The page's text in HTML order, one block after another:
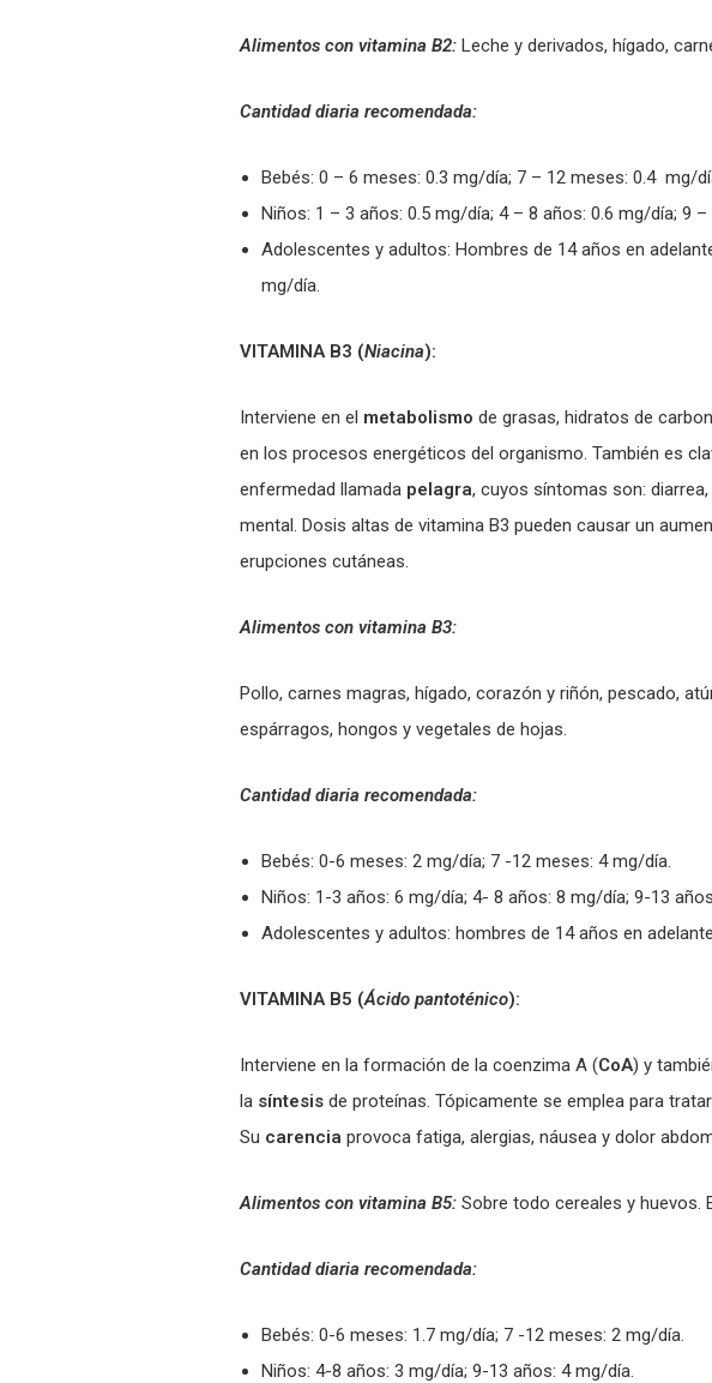
Alimentos con vitamina B2: Leche y derivados, hígado,
Cantidad diaria recomendada:
Bebés: 0 – 6 meses: 0.3 mg/día; 7 – 12 meses: 0.4 mg/
Niños: 1 – 3 años: 0.5 mg/día; 4 – 8 años: 0.6 mg/día; 9
Adolescentes y adultos: Hombres de 14 años en
mg/día.
VITAMINA B3 (Niacina):
Interviene en el metabolismo de grasas, hidratos de
en los procesos energéticos del organismo. También es
enfermedad llamada pelagra, cuyos síntomas son:
mental. Dosis altas de vitamina B3 pueden causar un
erupciones cutáneas.
Alimentos con vitamina B3:
Pollo, carnes magras, hígado, corazón y riñón, pescado,
espárragos, hongos y vegetales de hojas.
Cantidad diaria recomendada:
Bebés: 0-6 meses: 2 mg/día; 7 -12 meses: 4 mg/día.
Niños: 1-3 años: 6 mg/día; 4- 8 años: 8 mg/día; 9-13
Adolescentes y adultos: hombres de 14 años en
VITAMINA B5 (Ácido pantoténico):
Interviene en la formación de la coenzima A (CoA) y
la síntesis de proteínas. Tópicamente se emplea para
Su carencia provoca fatiga, alergias, náusea y dolor
Alimentos con vitamina B5: Sobre todo cereales y huevos.
Cantidad diaria recomendada:
Bebés: 0-6 meses: 1.7 mg/día; 7 -12 meses: 2 mg/día.
Niños: 4-8 años: 3 mg/día; 9-13 años: 4 mg/día.